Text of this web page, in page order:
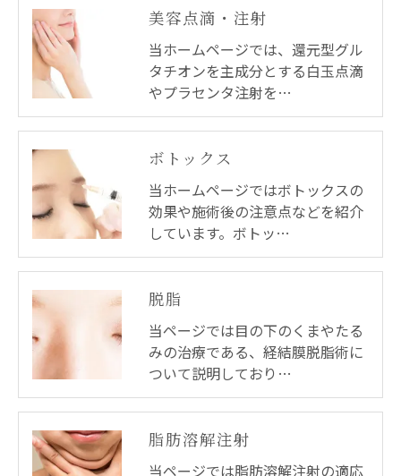
美容点滴・注射
当ホームページでは、還元型グル
タチオンを主成分とする白玉点滴
やプラセンタ注射を…
ボトックス
当ホームページではボトックスの
効果や施術後の注意点などを紹介
しています。ボトッ…
脱脂
当ページでは目の下のくまやたる
みの治療である、経結膜脱脂術に
ついて説明しており…
脂肪溶解注射
当ページでは脂肪溶解注射の適応